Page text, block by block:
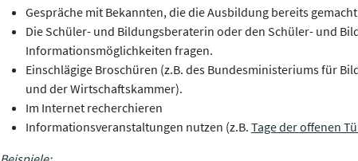
Gespräche mit Bekannten, die die Ausbildung bereits
Die Schüler- und Bildungsberaterin oder den Schüler- und
Informationsmöglich­keiten fragen.
Einschlägige Broschüren (z.B. des Bundesministeriums für
und der Wirtschaftskammer).
Im Internet recherchieren
Informationsveranstaltungen nutzen (z.B. Tage der offenen